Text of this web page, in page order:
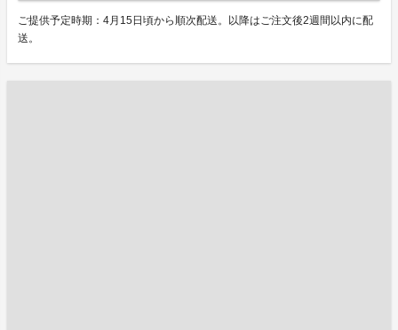
ご提供予定時期：4月15日頃から順次配送。以降はご注文後2週間以内に配
送。